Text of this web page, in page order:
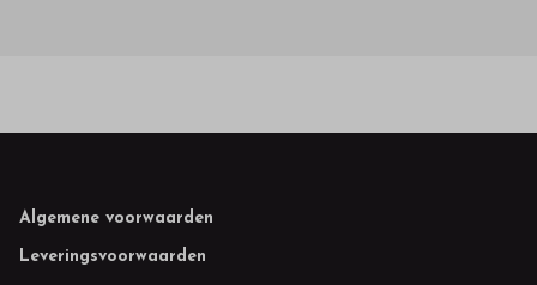
Footer
Algemene voorwaarden
Leveringsvoorwaarden